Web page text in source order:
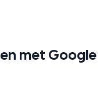
met Google